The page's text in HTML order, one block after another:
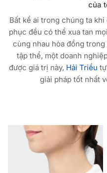
của
Bất kể ai trong chúng ta
phục đều có thể xua tan
cùng nhau hòa đồng
tập thể, một doanh
được giá trị này, Hải Triều
giải pháp tốt nhất